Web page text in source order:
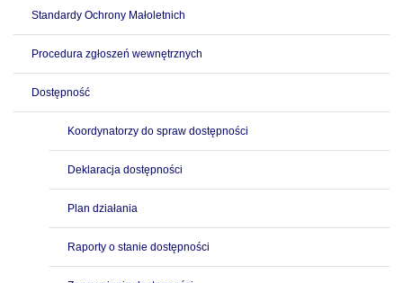
Standardy Ochrony Małoletnich
Procedura zgłoszeń wewnętrznych
Dostępność
Koordynatorzy do spraw dostępności
Deklaracja dostępności
Plan działania
Raporty o stanie dostępności